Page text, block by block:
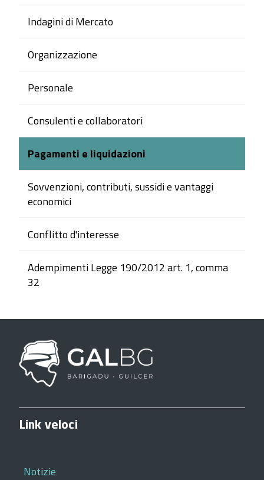
Indagini di Mercato
Organizzazione
Personale
Consulenti e collaboratori
Pagamenti e liquidazioni
Sovvenzioni, contributi, sussidi e vantaggi
economici
Conflitto d'interesse
Adempimenti Legge 190/2012 art. 1, comma
32
Link veloci
Notizie